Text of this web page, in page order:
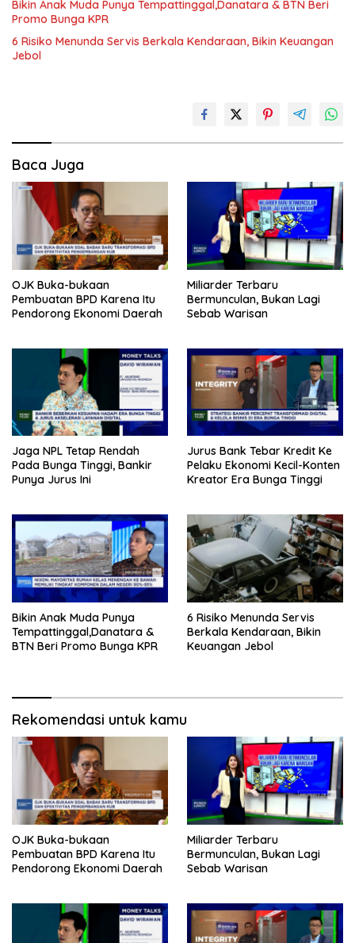
Bikin Anak Muda Punya Tempattinggal,Danatara & BTN Beri
Promo Bunga KPR
6 Risiko Menunda Servis Berkala Kendaraan, Bikin Keuangan
Jebol
Baca Juga
OJK Buka-bukaan
Pembuatan BPD Karena Itu
Pendorong Ekonomi Daerah
Miliarder Terbaru
Bermunculan, Bukan Lagi
Sebab Warisan
Jaga NPL Tetap Rendah
Pada Bunga Tinggi, Bankir
Punya Jurus Ini
Jurus Bank Tebar Kredit Ke
Pelaku Ekonomi Kecil-Konten
Kreator Era Bunga Tinggi
Bikin Anak Muda Punya
Tempattinggal,Danatara &
BTN Beri Promo Bunga KPR
6 Risiko Menunda Servis
Berkala Kendaraan, Bikin
Keuangan Jebol
Rekomendasi untuk kamu
OJK Buka-bukaan
Pembuatan BPD Karena Itu
Pendorong Ekonomi Daerah
Miliarder Terbaru
Bermunculan, Bukan Lagi
Sebab Warisan